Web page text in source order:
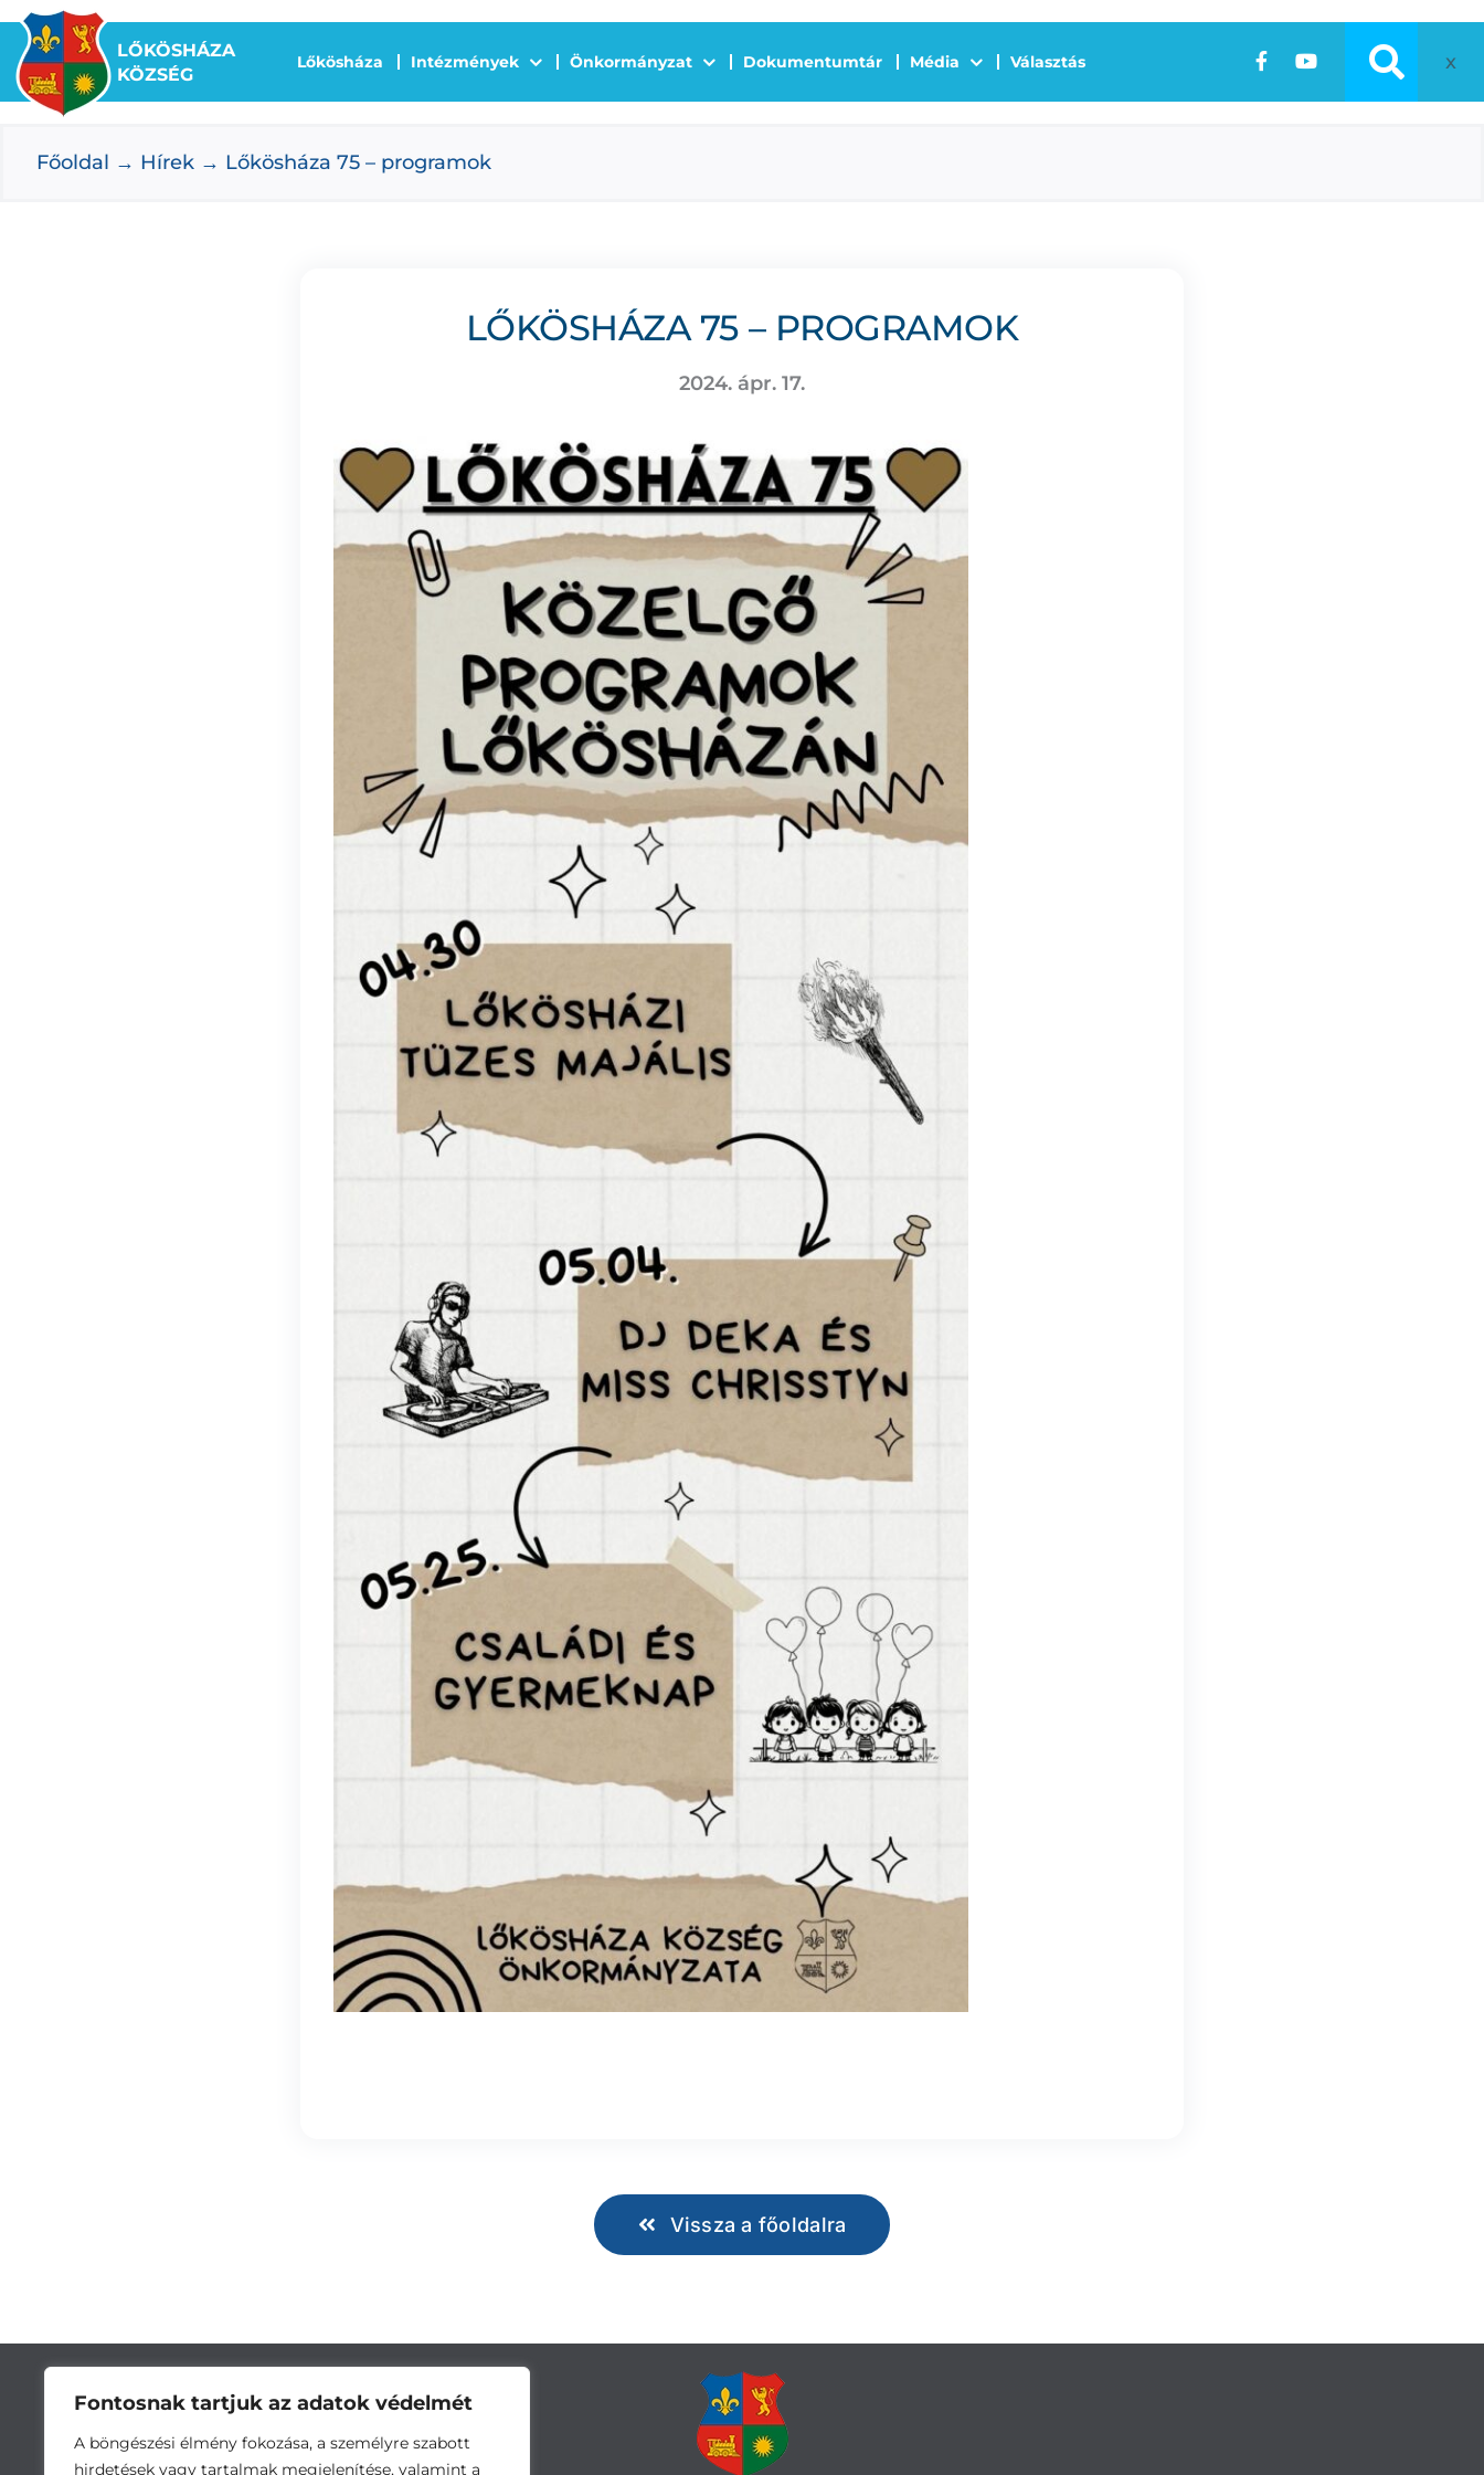
Fontosnak tartjuk az adatok védelmét
A böngészési élmény fokozása, a személyre szabott
hirdetések vagy tartalmak megjelenítése, valamint a
Kihagyás
LŐKÖSHÁZA
KÖZSÉG
Lőkösháza Intézmények Önkormányzat Dokumentumtár Média Választás x
Főoldal Hírek Lőkösháza 75 – programok
LŐKÖSHÁZA 75 – PROGRAMOK
2024. ápr. 17.
Vissza a főoldalra